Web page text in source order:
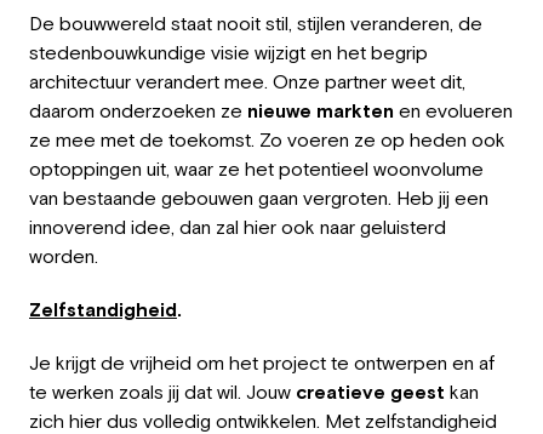
De bouwwereld staat nooit stil, stijlen veranderen, de
stedenbouwkundige visie wijzigt en het begrip
architectuur verandert mee. Onze partner weet dit,
daarom onderzoeken ze nieuwe markten en evolueren
ze mee met de toekomst. Zo voeren ze op heden ook
optoppingen uit, waar ze het potentieel woonvolume
van bestaande gebouwen gaan vergroten. Heb jij een
innoverend idee, dan zal hier ook naar geluisterd
worden.
Zelfstandigheid.
Je krijgt de vrijheid om het project te ontwerpen en af
te werken zoals jij dat wil. Jouw creatieve geest kan
zich hier dus volledig ontwikkelen. Met zelfstandigheid